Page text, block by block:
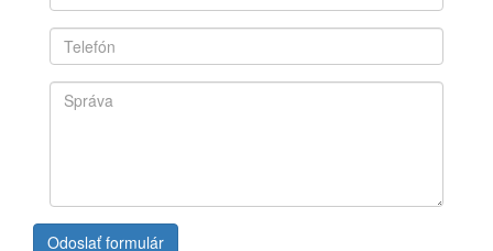
priezvisko
*
E-
mail
*Telefón
Správa
*
Odoslať formulár